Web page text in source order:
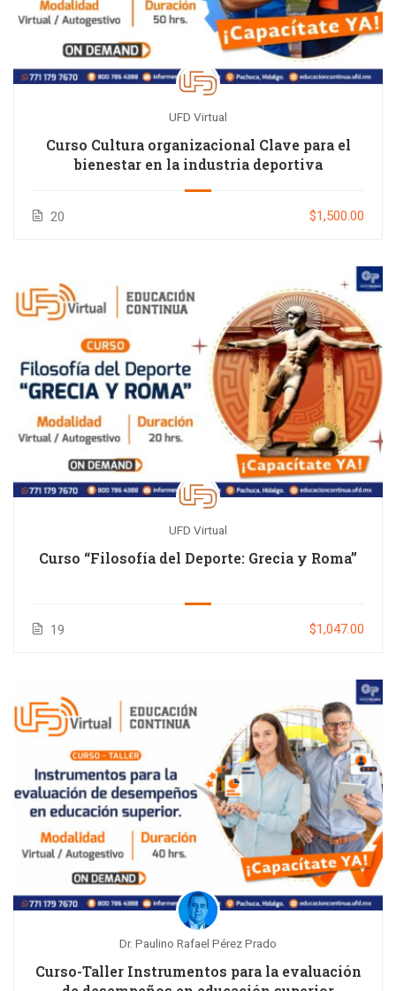
UFD Virtual
Curso Cultura organizacional Clave para el
bienestar en la industria deportiva
20 $1,500.00
UFD Virtual
Curso “Filosofía del Deporte: Grecia y Roma”
19 $1,047.00
Dr. Paulino Rafael Pérez Prado
Curso-Taller Instrumentos para la evaluación